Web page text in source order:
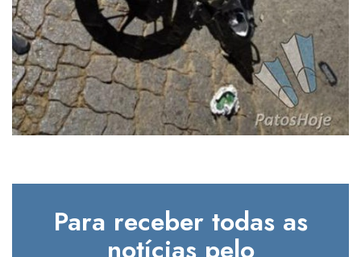
Para receber todas as
notícias pelo